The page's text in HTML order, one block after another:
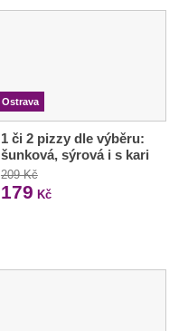
Ostrava
1 či 2 pizzy dle výběru:
šunková, sýrová i s kari
209 Kč
179 Kč